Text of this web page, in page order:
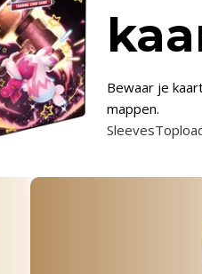
Bewaar je
mappen.
Sleeves